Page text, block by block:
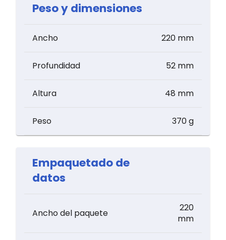
Peso y dimensiones
Ancho 220 mm
Profundidad 52 mm
Altura 48 mm
Peso 370 g
Empaquetado de
datos
Ancho del paquete
220
mm